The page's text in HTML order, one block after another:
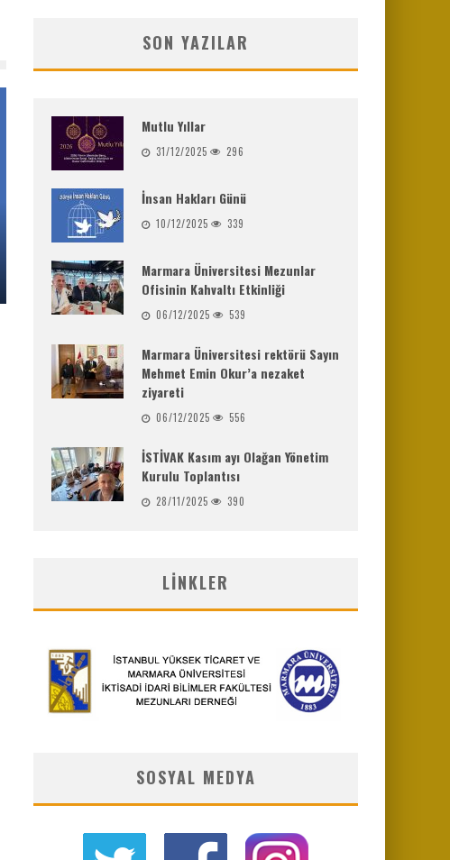
SON YAZILAR
Mutlu Yıllar
31/12/2025 296
İnsan Hakları Günü
10/12/2025 339
Marmara Üniversitesi Mezunlar
Ofisinin Kahvaltı Etkinliği
06/12/2025 539
Marmara Üniversitesi rektörü Sayın
Mehmet Emin Okur’a nezaket
ziyareti
06/12/2025 556
İSTİVAK Kasım ayı Olağan Yönetim
Kurulu Toplantısı
28/11/2025 390
LINKLER
SOSYAL MEDYA